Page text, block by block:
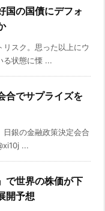
国の国債にデフォ
スク。思った以上にウ
る状態に慄 ...
合でサプライズを
銀の金融政策決定会合
...
で世界の株価が下
開予想